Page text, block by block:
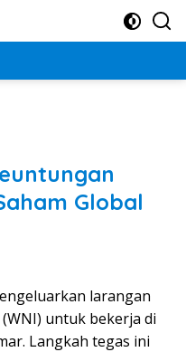
Global
larangan
untuk bekerja di
Langkah tegas ini